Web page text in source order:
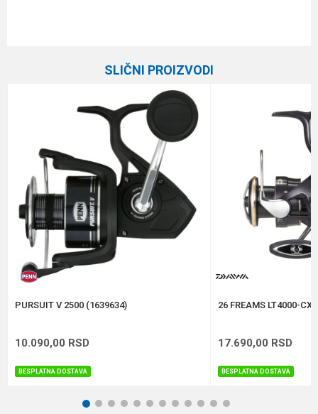
6+1
5000
Brend Daiwa
Kapacitet 0.37/150 m
Težina 240 g
Anti-spam zaštita - izračunajte koliko je 9 - 4 :
SLIČNI PROIZVODI
PURSUIT V 2500 (1639634)
10.090,00 RSD
BESPLATNA DOSTAVA
26 FREAMS LT4000-
17.690,00 RSD
BESPLATNA DOSTAVA
1 2 3 4 5 6 7 8 9 101112